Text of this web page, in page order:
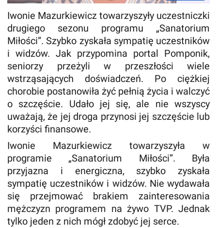
Iwonie Mazurkiewicz towarzyszyły uczestniczki
drugiego sezonu programu „Sanatorium
Miłości”. Szybko zyskała sympatię uczestników
i widzów. Jak przypomina portal Pomponik,
seniorzy przeżyli w przeszłości wiele
wstrząsających doświadczeń. Po ciężkiej
chorobie postanowiła żyć pełnią życia i walczyć
o szczęście. Udało jej się, ale nie wszyscy
uważają, że jej droga przynosi jej szczęście lub
korzyści finansowe.
Iwonie Mazurkiewicz towarzyszyła w
programie „Sanatorium Miłości”. Była
przyjazna i energiczna, szybko zyskała
sympatię uczestników i widzów. Nie wydawała
się przejmować brakiem zainteresowania
mężczyzn programem na żywo TVP. Jednak
tylko jeden z nich mógł zdobyć jej serce.